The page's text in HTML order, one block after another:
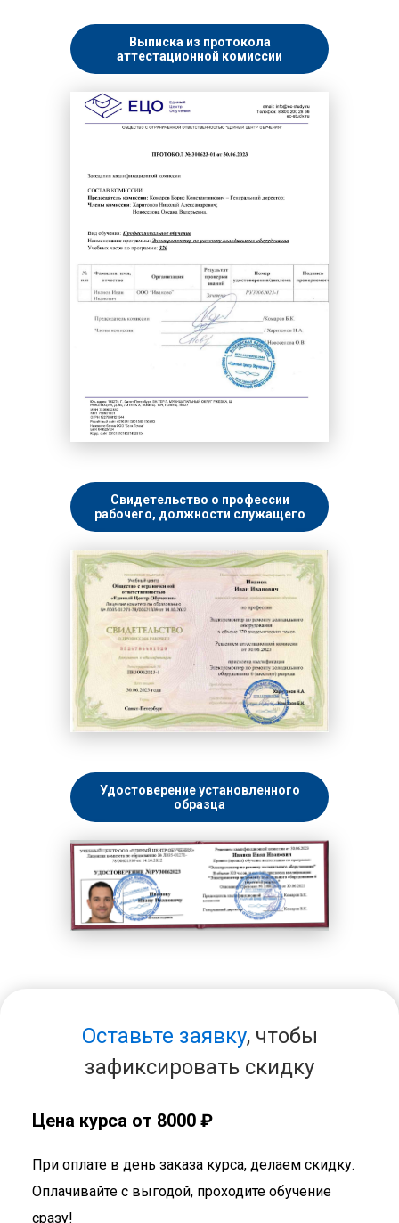
Выписка из протокола
аттестационной комиссии
Свидетельство о профессии
рабочего, должности служащего
Удостоверение установленного
образца
Оставьте заявку, чтобы
зафиксировать скидку
Цена курса от 8000 ₽
При оплате в день заказа курса, делаем скидку.
Оплачивайте с выгодой, проходите обучение
сразу!